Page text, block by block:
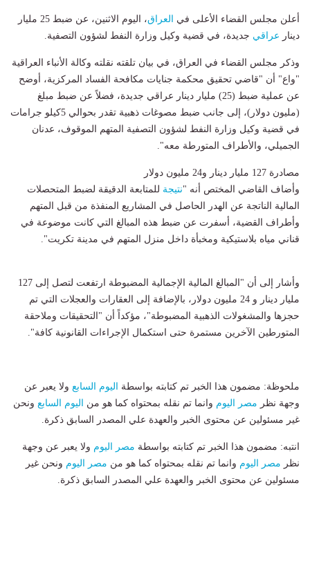
أعلن مجلس القضاء الأعلى في العراق
، اليوم الاثنين، عن ضبط 25 مليار
دينار عراقي جديدة، في قضية وكيل وزارة النفط لشؤون التصفية.
وذكر مجلس القضاء في العراق، في بيان تلقته نقلته وكالة الأنباء العراقية
"واع" أن "قاضي تحقيق محكمة جنايات مكافحة الفساد المركزية، أوضح
عن عملية ضبط (25) مليار دينار عراقي جديدة، فضلاً عن ضبط مبلغ
(مليون دولار)، إلى جانب ضبط مصوغات ذهبية تقدر بحوالي 5كيلو جرامات
في قضية وكيل وزارة النفط لشؤون التصفية المتهم الموقوف، عدنان
الجميلي، والأطراف المتورطة معه".
مصادرة 127 مليار دينار و24 مليون دولار
وأضاف القاضي المختص أنه "نتيجة للمتابعة الدقيقة لضبط المتحصلات
المالية الناتجة عن الهدر الحاصل في المشاريع المنفذة من قبل المتهم
وأطراف القضية، أسفرت عن ضبط هذه المبالغ التي كانت موضوعة في
قناني مياه بلاستيكية ومخبأة داخل منزل المتهم في مدينة تكريت".
وأشار إلى أن "المبالغ المالية الإجمالية المضبوطة ارتفعت لتصل إلى 127
مليار دينار و 24 مليون دولار، بالإضافة إلى العقارات والعجلات التي تم
حجزها والمشغولات الذهبية المضبوطة"، مؤكداً أن "التحقيقات وملاحقة
المتورطين الآخرين مستمرة حتى استكمال الإجراءات القانونية كافة".
ملحوظة: مضمون هذا الخبر تم كتابته بواسطة اليوم السابع ولا يعبر عن
وجهة نظر مصر اليوم وانما تم نقله بمحتواه كما هو من اليوم السابع ونحن
غير مسئولين عن محتوى الخبر والعهدة علي المصدر السابق ذكرة.
انتبه: مضمون هذا الخبر تم كتابته بواسطة مصر اليوم ولا يعبر عن وجهة
نظر مصر اليوم وانما تم نقله بمحتواه كما هو من مصر اليوم ونحن غير
مسئولين عن محتوى الخبر والعهدة علي المصدر السابق ذكرة.